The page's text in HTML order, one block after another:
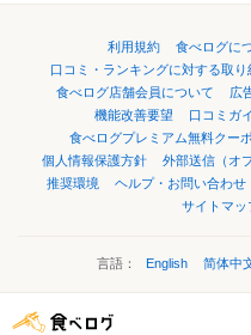
利用規約 食べログに
口コミ・ランキングに対する取り
食べログ店舗会員について
広
機能改善要望
口コミガ
食べログプレミアム無料クー
個人情報保護方針
外部送信（オ
推奨環境
ヘルプ・お問い合わせ
サイトマッ
言語： English 简体中